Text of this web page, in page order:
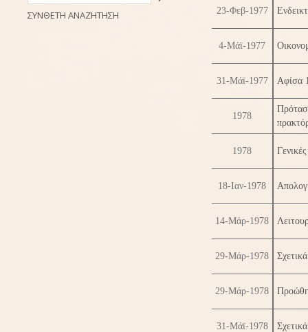
ΣΥΝΘΕΤΗ ΑΝΑΖΗΤΗΣΗ 23-Φεβ-1977
4-Μάϊ-1977
31-Μάϊ-1977 Αφίσα
1978
1978
18-Ιαν-1978
14-Μάρ-1978
29-Μάρ-1978
29-Μάρ-1978
31-Μάϊ-1978